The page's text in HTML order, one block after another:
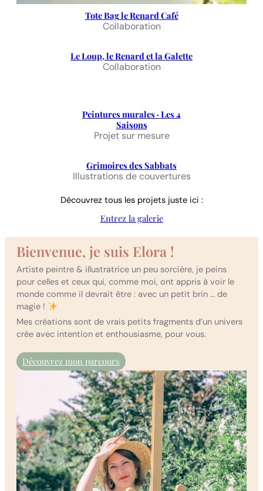
Tote Bag le Renard Café
Collaboration
Le Loup, le Renard et la Galette
Collaboration
Peintures murales · Les 4
Saisons
Projet sur mesure
Grimoires des Sabbats
Illustrations de couvertures
Découvrez tous les projets juste ici :
Entrez la galerie
Bienvenue, je suis Elora !
Artiste peintre & illustratrice un peu sorcière, je peins
pour celles et ceux qui, comme moi, ont appris à voir le
monde comme il devrait être : avec un petit brin … de
magie !
Mes créations sont de vrais petits fragments d’un univers
crée avec intention et enthousiasme, pour vous.
Découvrez mon parcours